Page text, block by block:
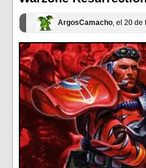
nueva) nueva)
ArgosCamacho, el 20 de